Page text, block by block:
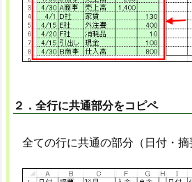
２．全行に共通部分をコピペ
全ての行に共通の部分（日付・